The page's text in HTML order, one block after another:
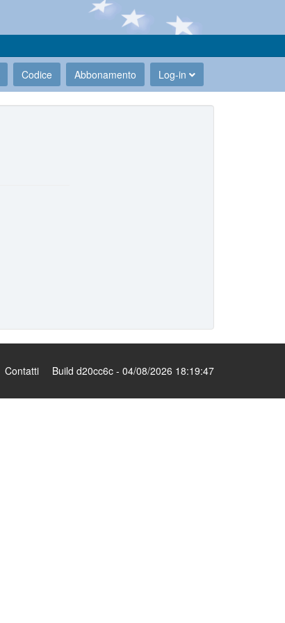
Codice Abbonamento Log-in
Contatti Build d20cc6c - 04/08/2026 18:19:47